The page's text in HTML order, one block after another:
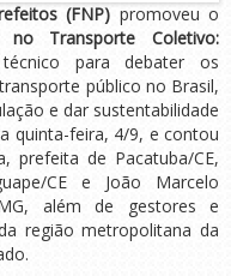
(FNP) promoveu o
no Transporte Coletivo:
para debater os
público no Brasil,
e dar sustentabilidade
quinta-feira, 4/9, e contou
prefeita de Pacatuba/CE,
CE e João Marcelo
além de gestores e
região metropolitana da